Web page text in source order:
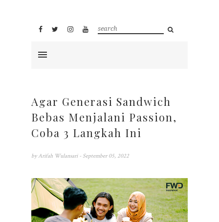
Agar Generasi Sandwich
Bebas Menjalani Passion,
Coba 3 Langkah Ini
by Arifah Wulansari - September 05, 2022